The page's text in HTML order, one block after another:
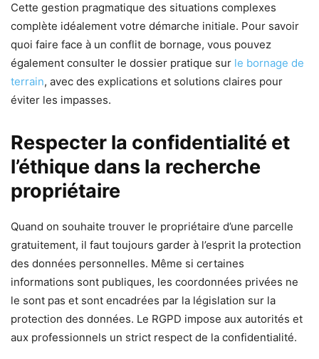
Cette gestion pragmatique des situations complexes
complète idéalement votre démarche initiale. Pour savoir
quoi faire face à un conflit de bornage, vous pouvez
également consulter le dossier pratique sur le bornage de
terrain, avec des explications et solutions claires pour
éviter les impasses.
Respecter la confidentialité et
l’éthique dans la recherche
propriétaire
Quand on souhaite trouver le propriétaire d’une parcelle
gratuitement, il faut toujours garder à l’esprit la protection
des données personnelles. Même si certaines
informations sont publiques, les coordonnées privées ne
le sont pas et sont encadrées par la législation sur la
protection des données. Le RGPD impose aux autorités et
aux professionnels un strict respect de la confidentialité.